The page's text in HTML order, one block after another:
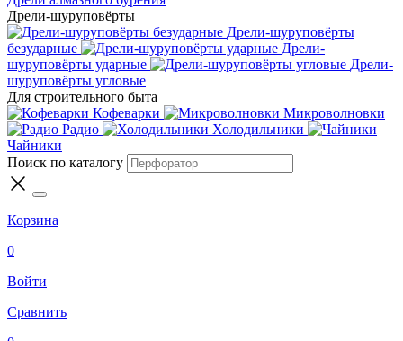
Дрели-шуруповёрты
Дрели-шуруповёрты
безударные
Дрели-
шуруповёрты ударные
Дрели-
шуруповёрты угловые
Для строительного быта
Кофеварки
Микроволновки
Радио
Холодильники
Чайники
Поиск по каталогу
Корзина
0
Войти
Сравнить